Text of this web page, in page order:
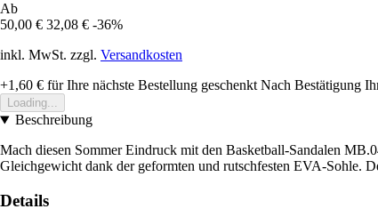
Ab
50,00 € 32,08 € -36%
inkl. MwSt. zzgl. Versandkosten
+1,60 € für Ihre nächste Bestellung geschenkt Nach Bestätigung
Loading...
Beschreibung
Mach diesen Sommer Eindruck mit den Basketball-Sandalen
Gleichgewicht dank der geformten und rutschfesten EVA-Sohle.
Details